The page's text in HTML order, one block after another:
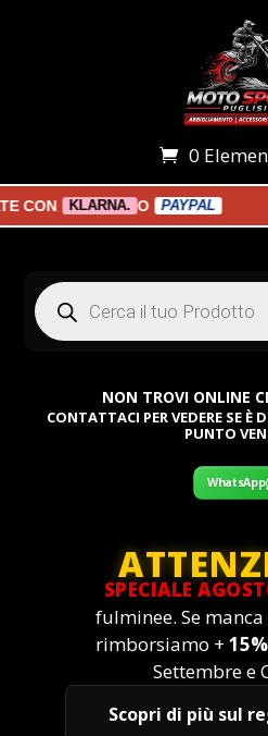
0
KLARNA. O PAYPAL
Products
search
NON TROVI ONLINE
CONTATTACI PER VEDERE SE È
PUNTO
WhatsApp
SPECIALE
fulminee. Se
rimborsiamo +
Settembre e
Scopri di più sul